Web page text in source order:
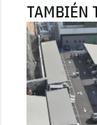
TAMBIÉN